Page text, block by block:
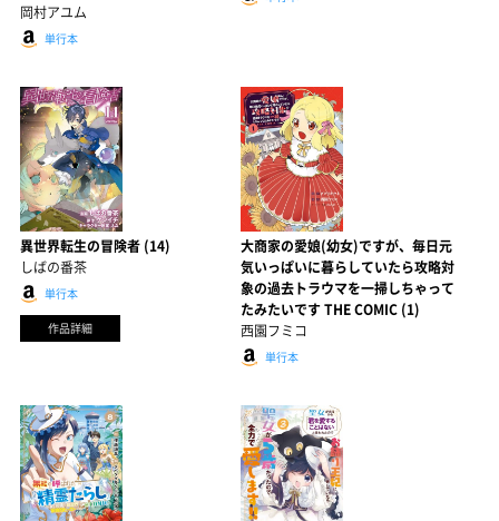
岡村アユム
単行本
異世界転生の冒険者 (14)
しばの番茶
単行本
作品詳細
大商家の愛娘(幼女)ですが、毎日元
気いっぱいに暮らしていたら攻略対
象の過去トラウマを一掃しちゃって
たみたいです THE COMIC (1)
西園フミコ
単行本